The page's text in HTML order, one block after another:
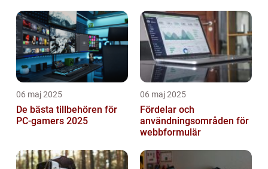
06 maj 2025
De bästa tillbehören för
PC-gamers 2025
06 maj 2025
Fördelar och
användningsområden för
webbformulär